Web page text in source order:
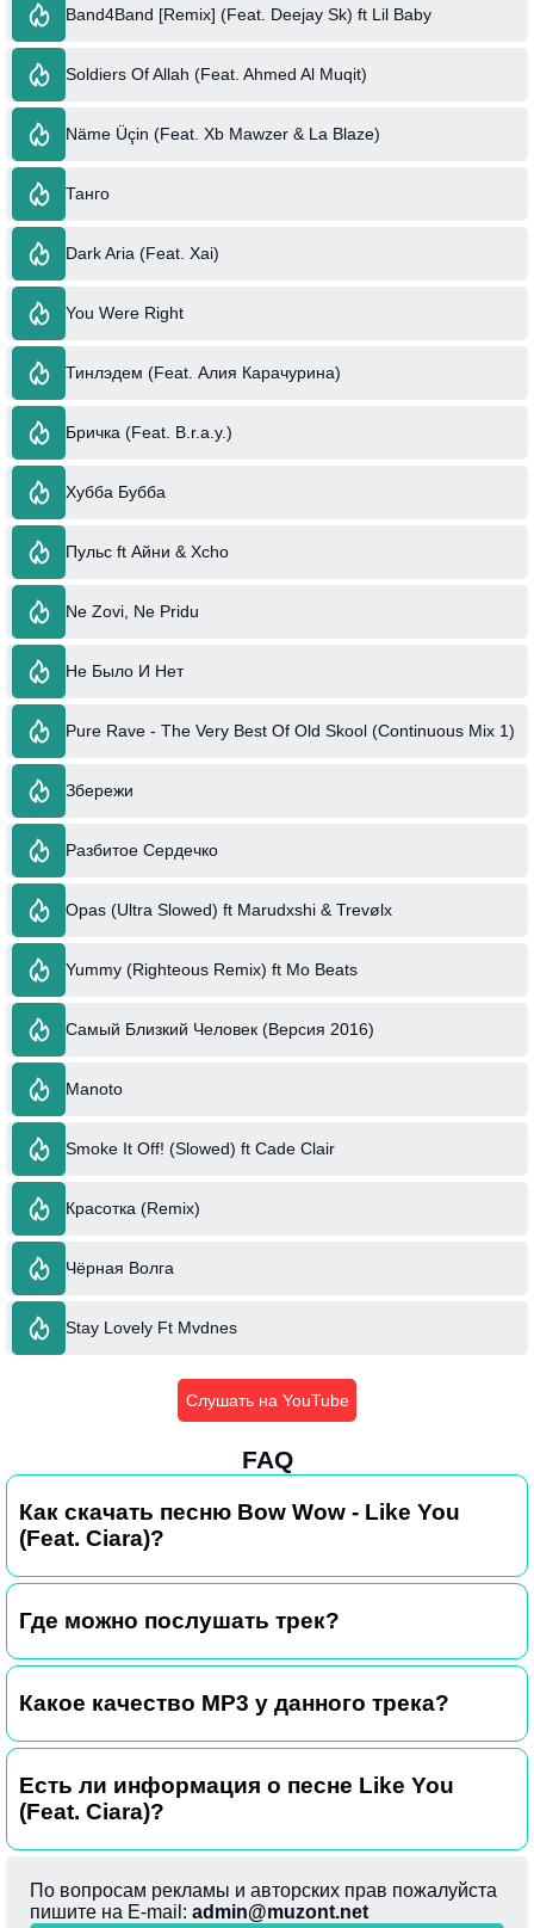
Band4Band [Remix] (Feat. Deejay Sk) ft Lil Baby
Soldiers Of Allah (Feat. Ahmed Al Muqit)
Näme Üçin (Feat. Xb Mawzer & La Blaze)
Танго
Dark Aria (Feat. Xai)
You Were Right
Тинлэдем (Feat. Алия Карачурина)
Бричка (Feat. B.r.a.y.)
Хубба Бубба
Пульс ft Айни & Xcho
Ne Zovi, Ne Pridu
Не Было И Нет
Pure Rave - The Very Best Of Old Skool (Continuous Mix 1)
Збережи
Разбитое Сердечко
Opas (Ultra Slowed) ft Marudxshi & Trevølx
Yummy (Righteous Remix) ft Mo Beats
Самый Близкий Человек (Версия 2016)
Manoto
Smoke It Off! (Slowed) ft Cade Clair
Красотка (Remix)
Чёрная Волга
Stay Lovely Ft Mvdnes
Слушать на YouTube
FAQ
Как скачать песню Bow Wow - Like You
(Feat. Ciara)?
Где можно послушать трек?
Какое качество MP3 у данного трека?
Есть ли информация о песне Like You
(Feat. Ciara)?
По вопросам рекламы и авторских прав пожалуйста
пишите на E-mail: admin@muzont.net